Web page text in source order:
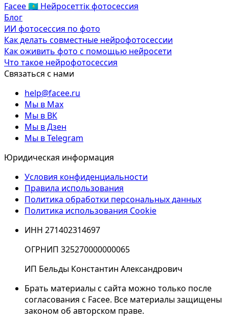
Facee🇰🇿 Нейросеттік фотосессия
Блог
ИИ фотосессия по фото
Как делать совместные нейрофотосессии
Как оживить фото с помощью нейросети
Что такое нейрофотосессия
Связаться с нами
help@facee.ru
Мы в Max
Мы в ВК
Мы в Дзен
Мы в Telegram
Юридическая информация
Условия конфиденциальности
Правила использования
Политика обработки персональных данных
Политика использования Cookie
ИНН 271402314697
ОГРНИП 325270000000065
ИП Бельды Константин Александрович
Брать материалы с сайта можно только после
согласования с Facee. Все материалы защищены
законом об авторском праве.